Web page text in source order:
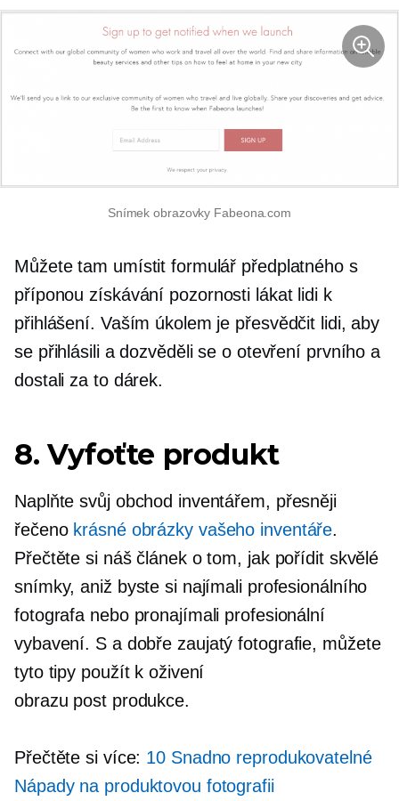
Snímek obrazovky Fabeona.com
Můžete tam umístit formulář předplatného s
příponou získávání pozornosti lákat lidi k
přihlášení. Vaším úkolem je přesvědčit lidi, aby
se přihlásili a dozvěděli se o otevření prvního a
dostali za to dárek.
8. Vyfoťte produkt
Naplňte svůj obchod inventářem, přesněji
řečeno krásné obrázky vašeho inventáře.
Přečtěte si náš článek o tom, jak pořídit skvělé
snímky, aniž byste si najímali profesionálního
fotografa nebo pronajímali profesionální
vybavení. S a dobře zaujatý fotografie, můžete
tyto tipy použít k oživení
obrazu post produkce.
Přečtěte si více: 10 Snadno reprodukovatelné
Nápady na produktovou fotografii